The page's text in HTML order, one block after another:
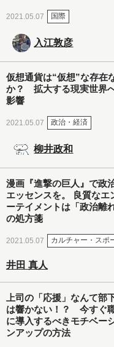
2021.05.07 国際
入江敦彦
仮想通貨は“仮想”な存在
か？ 拡大する現実世界
影響
2021.05.07 政治・経済
柳井政和
漫画『進撃の巨人』で政
エッセンスを。 良質なエ
ーテイメントは「政治離れ
の処方箋
2021.05.07 カルチャー・スポ
井田 真人
上司の「応援」なんて部
は響かない！？ 今すぐ
に導入するべきモチベー
ンアップの方法